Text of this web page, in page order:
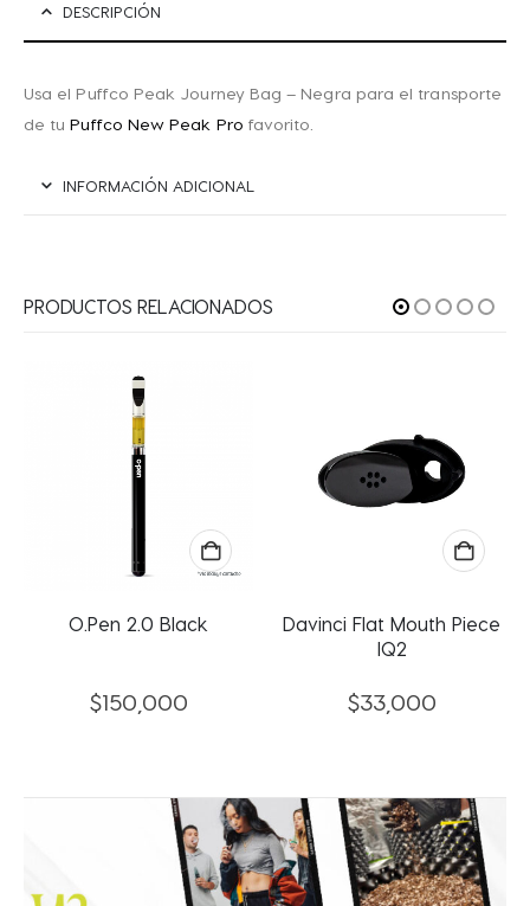
DESCRIPCIÓN
Usa el Puffco Peak Journey Bag – Negra para el transporte
de tuPuffco New Peak Pro favorito.
INFORMACIÓN ADICIONAL
PRODUCTOS RELACIONADOS
Davinci Flat Mouth Piece
Puffco Proxy